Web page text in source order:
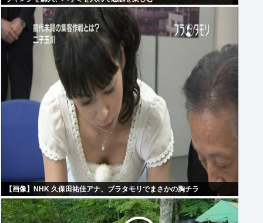
【画像】NHK 久保田祐佳アナ、ブラタモリでまさかの胸チラ